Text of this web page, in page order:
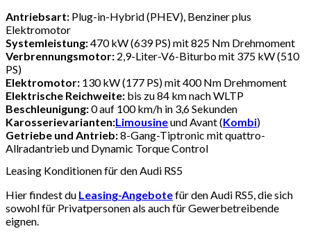
Antriebsart: Plug-in-Hybrid (PHEV), Benziner plus
Elektromotor
Systemleistung:470 kW (639 PS) mit 825 Nm Drehmoment
Verbrennungsmotor: 2,9-Liter-V6-Biturbo mit 375 kW (510
PS)
Elektromotor: 130 kW (177 PS) mit 400 Nm Drehmoment
Elektrische Reichweite: bis zu 84 km nach WLTP
Beschleunigung:0 auf 100 km/h in 3,6 Sekunden
Karosserievarianten:Limousineund Avant (Kombi)
Getriebe und Antrieb:8-Gang-Tiptronic mit quattro-
Allradantrieb und Dynamic Torque Control
Leasing Konditionen für den Audi RS5
Hier findest du Leasing-Angebotefür den Audi RS5, die sich
sowohl für Privatpersonen als auch für Gewerbetreibende
eignen.